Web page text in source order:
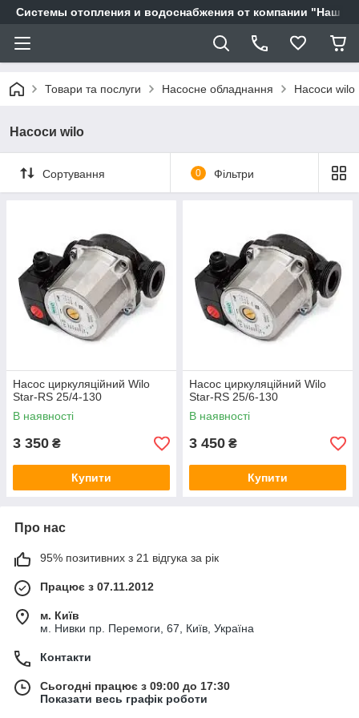
Системы отопления и водоснабжения от компании "Наш
Товари та послуги Насосне обладнання Насоси wilo
Насоси wilo
Сортування 0 Фільтри
Насос циркуляційний Wilo
Star-RS 25/4-130
В наявності
3 350 ₴
Купити
Насос циркуляційний Wilo
Star-RS 25/6-130
В наявності
3 450 ₴
Купити
Про нас
95% позитивних з 21 відгука за рік
Працює з 07.11.2012
м. Київ
м. Нивки пр. Перемоги, 67, Київ, Україна
Контакти
Сьогодні працює з 09:00 до 17:30
Показати весь графік роботи